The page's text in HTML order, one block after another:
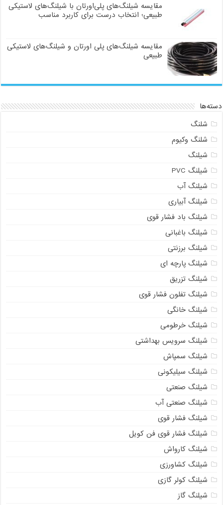
مقایسه شیلنگ‌های پلی‌اورتان با شیلنگ‌های لاستیکی
طبیعی؛ انتخاب درست برای کاربرد مناسب
مقایسه شیلنگ‌های پلی اورتان و شیلنگ‌های لاستیکی
طبیعی
دسته‌ها
شلنگ
شلنگ وکیوم
شیلنگ
شیلنگ PVC
شیلنگ آب
شیلنگ آبیاری
شیلنگ باد فشار قوی
شیلنگ باغبانی
شیلنگ برزنتی
شیلنگ پارچه‌ ای
شیلنگ تزریق
شیلنگ تفلون فشار قوی
شیلنگ خانگی
شیلنگ خرطومی
شیلنگ سرویس بهداشتی
شیلنگ سمپاش
شیلنگ سیلیکونی
شیلنگ صنعتی
شیلنگ صنعتی آب
شیلنگ فشار قوی
شیلنگ فشار قوی فن کویل
شیلنگ کارواش
شیلنگ کشاورزی
شیلنگ کولر گازی
شیلنگ گاز